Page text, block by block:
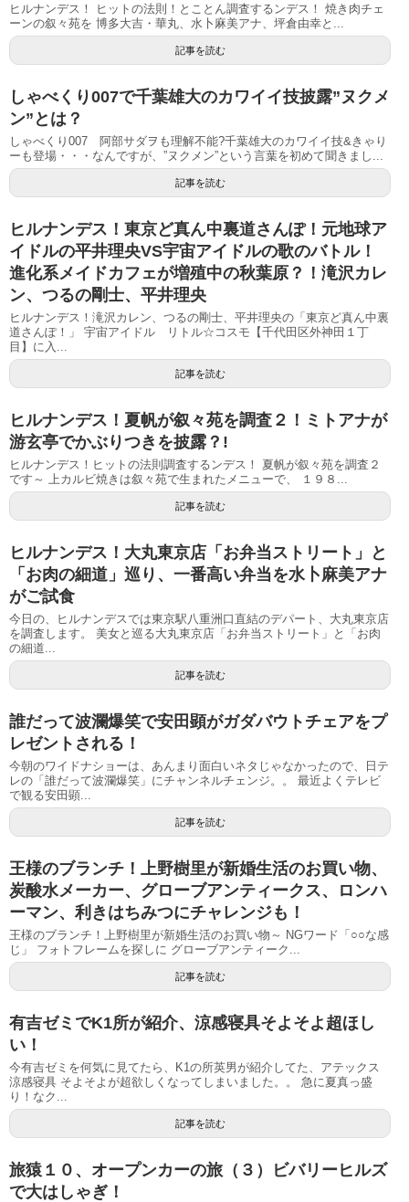
ヒルナンデス！ ヒットの法則！とことん調査するンデス！ 焼き肉チェ
ーンの叙々苑を 博多大吉・華丸、水卜麻美アナ、坪倉由幸と...
記事を読む
しゃべくり007で千葉雄大のカワイイ技披露”ヌクメ
ン”とは？
しゃべくり007 阿部サダヲも理解不能?千葉雄大のカワイイ技&きゃり
ーも登場・・・なんですが、”ヌクメン”という言葉を初めて聞きまし...
記事を読む
ヒルナンデス！東京ど真ん中裏道さんぽ！元地球ア
イドルの平井理央VS宇宙アイドルの歌のバトル！
進化系メイドカフェが増殖中の秋葉原？！滝沢カレ
ン、つるの剛士、平井理央
ヒルナンデス！滝沢カレン、つるの剛士、平井理央の「東京ど真ん中裏
道さんぽ！」 宇宙アイドル リトル☆コスモ【千代田区外神田１丁
目】に入...
記事を読む
ヒルナンデス！夏帆が叙々苑を調査２！ミトアナが
游玄亭でかぶりつきを披露？!
ヒルナンデス！ヒットの法則調査するンデス！ 夏帆が叙々苑を調査２
です～ 上カルビ焼きは叙々苑で生まれたメニューで、 １９８...
記事を読む
ヒルナンデス！大丸東京店「お弁当ストリート」と
「お肉の細道」巡り、一番高い弁当を水卜麻美アナ
がご試食
今日の、ヒルナンデスでは東京駅八重洲口直結のデパート、大丸東京店
を調査します。 美女と巡る大丸東京店「お弁当ストリート」と「お肉
の細道...
記事を読む
誰だって波瀾爆笑で安田顕がガダバウトチェアをプ
レゼントされる！
今朝のワイドナショーは、あんまり面白いネタじゃなかったので、日テ
レの「誰だって波瀾爆笑」にチャンネルチェンジ。。 最近よくテレビ
で観る安田顕...
記事を読む
王様のブランチ！上野樹里が新婚生活のお買い物、
炭酸水メーカー、グローブアンティークス、ロンハ
ーマン、利きはちみつにチャレンジも！
王様のブランチ！上野樹里が新婚生活のお買い物～ NGワード「○○な感
じ」 フォトフレームを探しに グローブアンティーク...
記事を読む
有吉ゼミでK1所が紹介、涼感寝具そよそよ超ほし
い！
今有吉ゼミを何気に見てたら、K1の所英男が紹介してた、アテックス
涼感寝具 そよそよが超欲しくなってしまいました。。 急に夏真っ盛
り！なク...
記事を読む
旅猿１０、オープンカーの旅（３）ビバリーヒルズ
で大はしゃぎ！